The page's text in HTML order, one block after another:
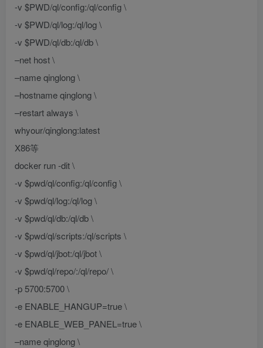
-v $PWD/ql/config:/ql/config \
-v $PWD/ql/log:/ql/log \
-v $PWD/ql/db:/ql/db \
–net host \
–name qinglong \
–hostname qinglong \
–restart always \
whyour/qinglong:latest
X86等
docker run -dit \
-v $pwd/ql/config:/ql/config \
-v $pwd/ql/log:/ql/log \
-v $pwd/ql/db:/ql/db \
-v $pwd/ql/scripts:/ql/scripts \
-v $pwd/ql/jbot:/ql/jbot \
-v $pwd/ql/repo/:/ql/repo/ \
-p 5700:5700 \
-e ENABLE_HANGUP=true \
-e ENABLE_WEB_PANEL=true \
–name qinglong \